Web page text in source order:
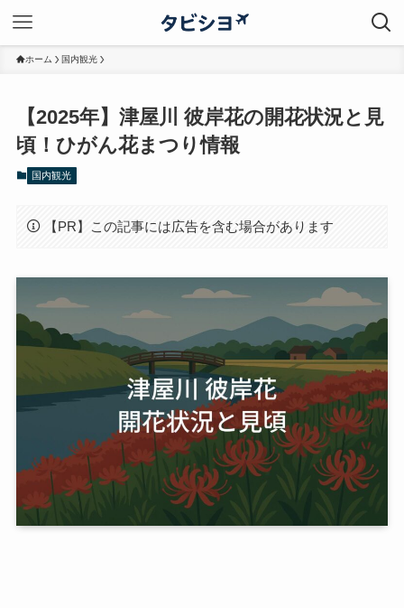
ホーム 国内観光
【2025年】津屋川 彼岸花の開花状況と見
頃！ひがん花まつり情報
国内観光
【PR】この記事には広告を含む場合があります